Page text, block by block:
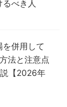
べき人
併用して
法と注意点
【2026年